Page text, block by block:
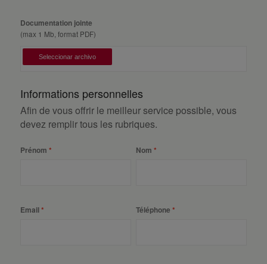
Documentation jointe
(max 1 Mb, format PDF)
Informations personnelles
Afin de vous offrir le meilleur service possible, vous
devez remplir tous les rubriques.
Prénom Nom
Email Téléphone